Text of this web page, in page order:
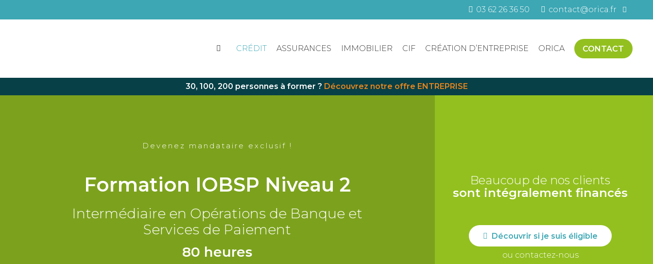
03 62 26 36 50 contact@orica.fr
CRÉDIT ASSURANCES IMMOBILIER CIF CRÉATION D’ENTREPRISE ORICA CONTACT
30, 100, 200 personnes à former ? Découvrez notre offre ENTREPRISE
Devenez mandataire exclusif !
Formation IOBSP Niveau 2
Intermédiaire en Opérations de Banque et
Services de Paiement
80 heures
Beaucoup de nos clients
sont intégralement financés
Découvrir si je suis éligible
ou contactez-nous